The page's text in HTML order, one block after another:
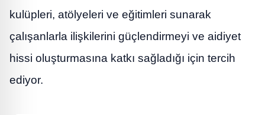
kulüpleri, atölyeleri ve eğitimleri sunarak
çalışanlarla ilişkilerini güçlendirmeyi ve aidiyet
hissi oluşturmasına katkı sağladığı için tercih
ediyor.